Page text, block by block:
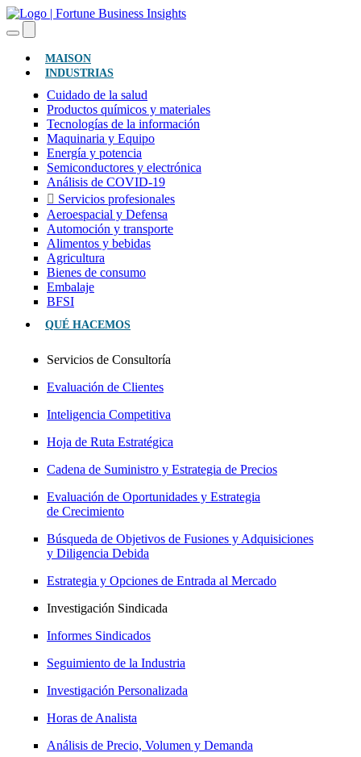
MAISON(ACTUAL)
INDUSTRIAS
Cuidado de la salud
Productos químicos y materiales
Tecnologías de la información
Maquinaria y Equipo
Energía y potencia
Semiconductores y electrónica
Análisis de COVID-19
Servicios profesionales
Aeroespacial y Defensa
Automoción y transporte
Alimentos y bebidas
Agricultura
Bienes de consumo
Embalaje
BFSI
QUÉ HACEMOS
Servicios de Consultoría
Evaluación de Clientes
Inteligencia Competitiva
Hoja de Ruta Estratégica
Cadena de Suministro y Estrategia de Precios
Evaluación de Oportunidades y Estrategia
de Crecimiento
Búsqueda de Objetivos de Fusiones y Adquisiciones
y Diligencia Debida
Estrategia y Opciones de Entrada al Mercado
Investigación Sindicada
Informes Sindicados
Seguimiento de la Industria
Investigación Personalizada
Horas de Analista
Análisis de Precio, Volumen y Demanda